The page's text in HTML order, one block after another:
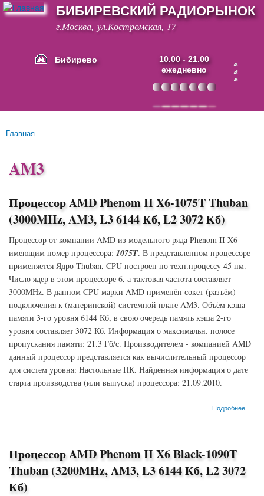
Перейти к
основному
содержанию
БИБИРЕВСКИЙ РАДИОРЫНОК
г.Москва, ул.Костромская, 17
Бибирево
10.00 - 21.00
ежедневно
Основные ссылки
Вы здесь
Главная
AM3
Процессор AMD Phenom II X6-1075T Thuban
(3000MHz, AM3, L3 6144 Кб, L2 3072 Кб)
Процессор от компании AMD из модельного ряда Phenom II X6
имеющим номер процессора: 1075T. В представленном процессоре
применяется Ядро Thuban, CPU построен по техн.процессу 45 нм.
Число ядер в этом процессоре 6, а тактовая частота составляет
3000MHz. В данном CPU марки AMD применён сокет (разъём)
подключения к (материнской) системной плате AM3. Объём кэша
памяти 3-го уровня 6144 Кб, в свою очередь память кэша 2-го
уровня составляет 3072 Кб. Информация о максимальн. полосе
пропускания памяти: 21.3 Гб/с. Производителем - компанией AMD
данный процессор представляется как вычислительный процессор
для систем уровня: Настольные ПК. Найденная информация о дате
старта производства (или выпуска) процессора: 21.09.2010.
Подробнее
о Процессор AMD Phenom II X6-1075T Thuban (3000MHz, AM3, L3 6144 Кб, L2 3072
Процессор AMD Phenom II X6 Black-1090T
Thuban (3200MHz, AM3, L3 6144 Кб, L2 3072
Кб)